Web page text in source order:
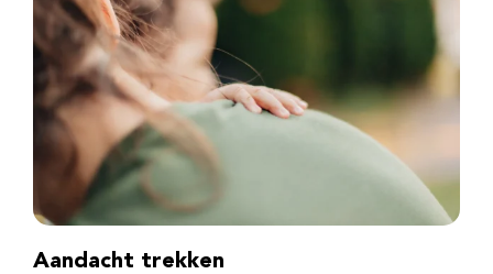
Aandacht trekken